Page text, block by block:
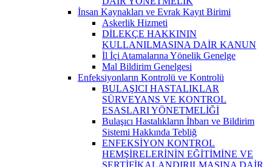
İnsan Kaynakları ve Evrak Kayıt Birimi
Askerlik Hizmeti
DİLEKÇE HAKKININ
KULLANILMASINA DAİR KANUN
İl İçi Atamalarına Yönelik Genelge
Mal Bildirim Genelgesi
Enfeksiyonların Kontrolü ve Kontrolü
BULAŞICI HASTALIKLAR
SÜRVEYANS VE KONTROL
ESASLARI YÖNETMELİĞİ
Bulaşıcı Hastalıkların İhbarı ve Bildirim
Sistemi Hakkında Tebliğ
ENFEKSİYON KONTROL
HEMŞİRELERİNİN EĞİTİMİNE VE
SERTİFİKALANDIRILMASINA DAİR